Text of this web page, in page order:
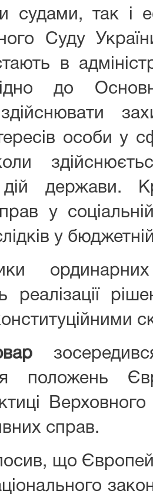
судами, так і
Суду
в
до
особи у
дій держави.
у
у
реалізації
положень
справ.
що